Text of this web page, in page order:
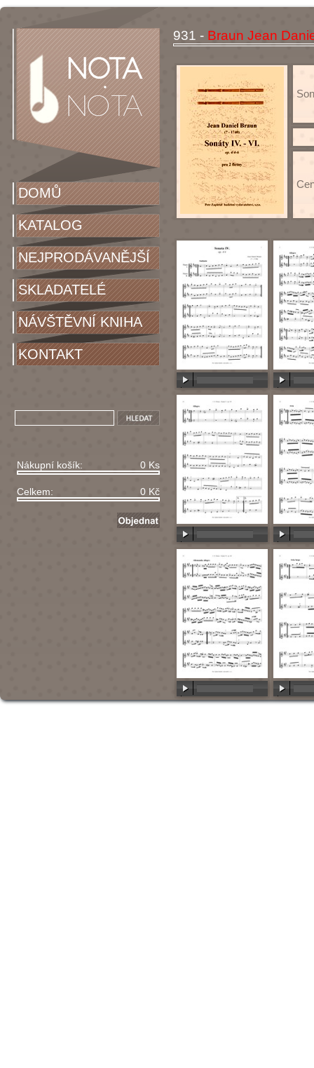
DOMŮ
KATALOG
NEJPRODÁVANĚJŠÍ
SKLADATELÉ
NÁVŠTĚVNÍ KNIHA
KONTAKT
Nákupní košík: 0 Ks
Celkem: 0 Kč
931 - Braun Jean
00:00/00:00 00:00/
00:00/00:00 00:00/
00:00/00:00 00:00/